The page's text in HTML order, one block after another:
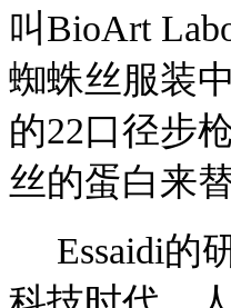
叫BioArt
蜘蛛丝服装
的22口径步
丝的蛋白来
Essaidi的